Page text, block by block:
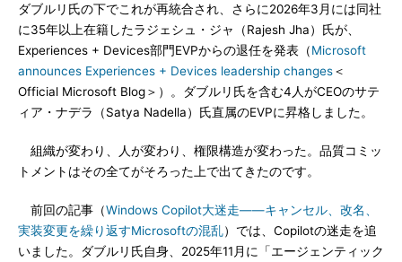
ダブルリ氏の下でこれが再統合され、さらに2026年3月には同社
に35年以上在籍したラジェシュ・ジャ（Rajesh Jha）氏が、
Experiences + Devices部門EVPからの退任を発表（Microsoft
announces Experiences + Devices leadership changes＜
Official Microsoft Blog＞）。ダブルリ氏を含む4人がCEOのサテ
ィア・ナデラ（Satya Nadella）氏直属のEVPに昇格しました。
組織が変わり、人が変わり、権限構造が変わった。品質コミッ
トメントはその全てがそろった上で出てきたのです。
前回の記事（Windows Copilot大迷走――キャンセル、改名、
実装変更を繰り返すMicrosoftの混乱）では、Copilotの迷走を追
いました。ダブルリ氏自身、2025年11月に「エージェンティック